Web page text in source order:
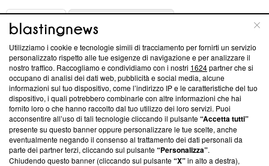
ABOUT
Questa sezione offre informazioni trasparenti su Blasting
News, sui nostri processi editoriali e su come ci impegniamo a
creare news di qualità. Inoltre, afferma la nostra aderenza a
‘Trust Project - News with Integrity’Blasting News non è
ancora membro del programma, ma ha richiesto di farne
parte; Trust Project non ha ancora effettuato una verifica di
conformità agli standard.
Su di noi
Utilizziamo i cookie e tecnologie simili di tracciamento per fornirti un servizio
personalizzato rispetto alle tue esigenze di navigazione e per analizzare il
nostro traffico. Raccogliamo e condividiamo con i nostri 1624partner che si
occupano di analisi dei dati web, pubblicità e social media, alcune
informazioni sul tuo dispositivo, come l’indirizzo IP e le caratteristiche del tuo
dispositivo, i quali potrebbero combinarle con altre informazioni che hai
fornito loro o che hanno raccolto dal tuo utilizzo dei loro servizi. Puoi
acconsentire all’uso di tali tecnologie cliccando il pulsante“Accetta tutti”
presente su questo banner oppure personalizzare le tue scelte, anche
eventualmente negando il consenso al trattamento dei dati personali da
parte dei partner terzi, cliccando sul pulsante“Personalizza”.
Chiudendo questo banner (cliccando sul pulsante“X”in alto a destra),